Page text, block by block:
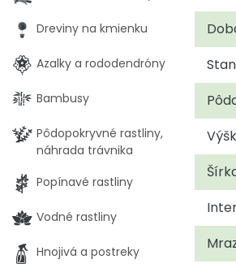
Dreviny na kmienku
Azalky a rododendróny
Bambusy
Pôdopokryvné rastliny,
náhrada trávnika
Popínavé rastliny
Vodné rastliny
Hnojivá a postreky